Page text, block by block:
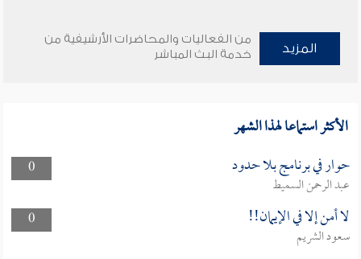
المزيد
من الفعاليات والمحاضرات الأرشيفية من
خدمة البث المباشر
الأكثر استماعا لهذا الشهر
0 حوار في برنامج بلا حدود
عبد الرحمن السميط
0
لا أمن إلا في الإيمان!!
سعود الشريم